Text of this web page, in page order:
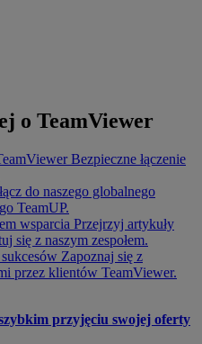
o TeamViewer
Bezpieczne łączenie
do naszego globalnego
TeamUP.
wsparcia Przejrzyj artykuły
się z naszym zespołem.
Zapoznaj się z
przez klientów TeamViewer.
przyjęciu swojej oferty